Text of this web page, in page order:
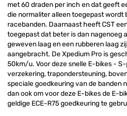
met 60 draden per inch en dat geeft
die normaliter alleen toegepast wordt
racebanden. Daarnaast heeft CST
toegepast dat beter is dan nagenoeg
geweven laag en een rubberen laag
aangebracht. De Xpedium Pro is
50km/u. Voor deze snelle E-bikes -
verzekering, trapondersteuning,
speciale goedkeuring van de banden
dan ook om voor deze E-bikes de E-
geldige ECE-R75 goedkeuring te